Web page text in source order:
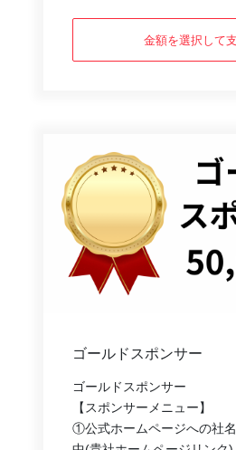
金額を選択して
ゴールドスポンサー
ゴールドスポンサー
【スポンサーメニュー】
①公式ホームページへの社